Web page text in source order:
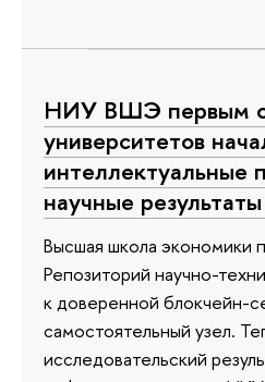
НИУ ВШЭ первым
университетов
интеллектуальные
научные
Высшая школа экономики
Репозиторий научно-
к доверенной блокчейн-
самостоятельный узел.
исследовательский